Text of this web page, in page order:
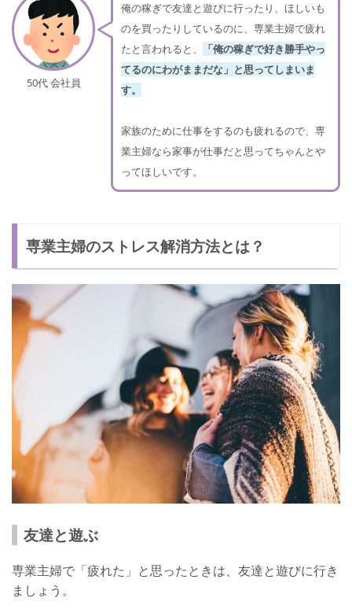
50代 会社員
俺の稼ぎで友達と遊びに行ったり、ほしいも
のを買ったりしているのに、専業主婦で疲れ
たと言われると、
「俺の稼ぎで好き勝手やっ
てるのにわがままだな」と思ってしまいま
す。
家族のために仕事をするのも疲れるので、専
業主婦なら家事が仕事だと思ってちゃんとや
ってほしいです。
専業主婦のストレス解消方法とは？
友達と遊ぶ
専業主婦で「疲れた」と思ったときは、友達と遊びに行き
ましょう。